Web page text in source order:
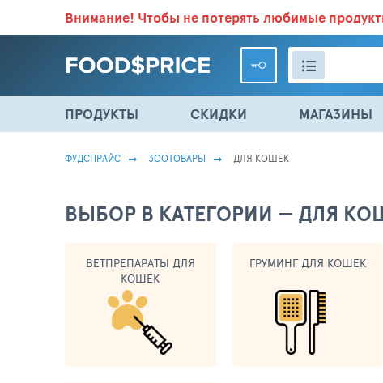
ВСЕ СКИДКИ И ВЫГОДНЫЕ ЦЕНЫ НА ПРОДУКТЫ В
Внимание! Чтобы не потерять любимые
ПРОДУКТЫ СКИДКИ МАГАЗИНЫ
ФУДСПРАЙС ЗООТОВАРЫ ДЛЯ КОШЕК
ВЫБОР В КАТЕГОРИИ — ДЛЯ
ВЕТПРЕПАРАТЫ ДЛЯ
КОШЕК
ГРУМИНГ ДЛЯ КОШЕК